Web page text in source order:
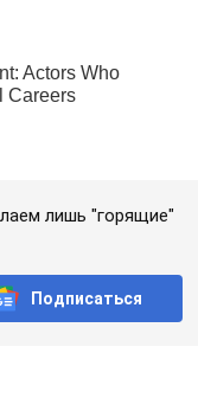
лишь "горящие"
Подписаться